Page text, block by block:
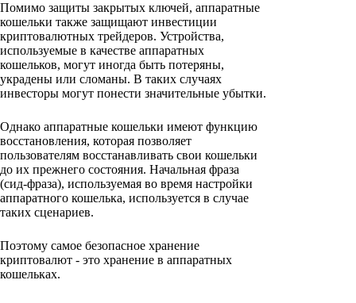
Помимо защиты закрытых ключей, аппаратные
кошельки также защищают инвестиции
криптовалютных трейдеров. Устройства,
используемые в качестве аппаратных
кошельков, могут иногда быть потеряны,
украдены или сломаны. В таких случаях
инвесторы могут понести значительные убытки.
Однако аппаратные кошельки имеют функцию
восстановления, которая позволяет
пользователям восстанавливать свои кошельки
до их прежнего состояния. Начальная фраза
(сид-фраза), используемая во время настройки
аппаратного кошелька, используется в случае
таких сценариев.
Поэтому самое безопасное хранение
криптовалют - это хранение в аппаратных
кошельках.